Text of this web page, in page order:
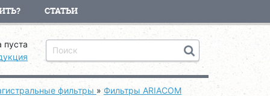
СТАТЬИ
пуста
фильтры »Фильтры ARIACOM